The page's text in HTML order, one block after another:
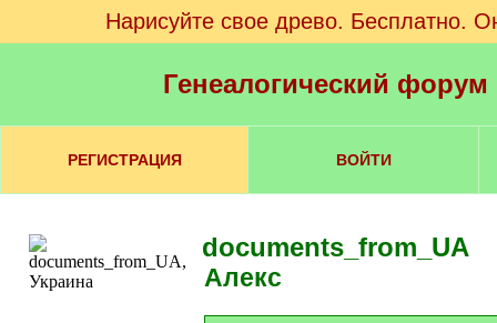
Нарисуйте свое древо. Бесплатно.
Генеалогический
РЕГИСТРАЦИЯ ВОЙТИ
documents_from_UA
Алекс